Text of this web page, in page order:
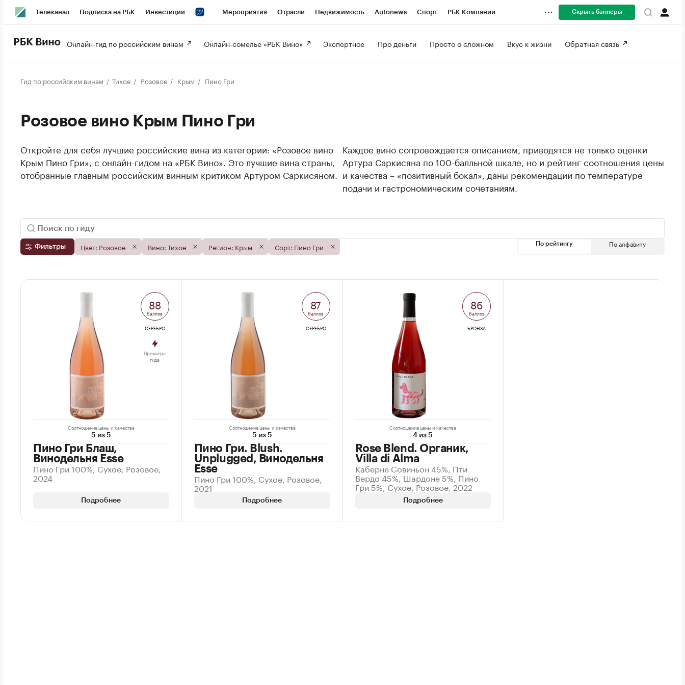
Телеканал Подписка на РБК Инвестиции Мероприятия Отрасли Недвижимость Autonews Спорт РБК Компании
РБК Вино
Скрыть баннеры
Онлайн-гид по российским винам Онлайн-сомелье «РБК Вино» Экспертное Про деньги Просто о сложном Вкус к жизни Обратная связь
Гид по российским винам Тихое Розовое Крым Пино Гри
Розовое вино Крым Пино Гри
Откройте для себя лучшие российские вина из категории: «Розовое вино
Крым Пино Гри», с онлайн-гидом на «РБК Вино». Это лучшие вина страны,
отобранные главным российским винным критиком Артуром Саркисяном.
Каждое вино сопровождается описанием, приводятся не только оценки
Артура Саркисяна по 100-балльной шкале, но и рейтинг соотношения цены
и качества – «позитивный бокал», даны рекомендации по температуре
подачи и гастрономическим сочетаниям.
Фильтры Цвет: Розовое Вино: Тихое Регион: Крым Сорт: Пино Гри По рейтингу По алфавиту
Соотношение цены и качества
5 из 5
Пино Гри Блаш,
Винодельня Esse
Пино Гри 100%, Сухое, Розовое,
2024
Подробнее
88
баллов
СЕРЕБРО
Премьера
гида
Соотношение цены и качества
5 из 5
Пино Гри. Blush.
Unplugged, Винодельня
Esse
Пино Гри 100%, Сухое, Розовое,
2021
Подробнее
87
баллов
СЕРЕБРО
Соотношение цены и качества
4 из 5
Rose Blend. Органик,
Villa di Alma
Каберне Совиньон 45%, Пти
Вердо 45%, Шардоне 5%, Пино
Гри 5%, Сухое, Розовое, 2022
Подробнее
86
баллов
БРОНЗА